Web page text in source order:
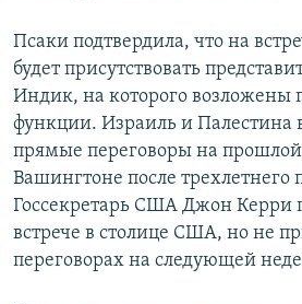
Псаки подтвердила, что на
будет присутствовать
Индик, на которого возложены
функции. Израиль и Палестина
прямые переговоры на прошлой
Вашингтоне после трехлетнего
Госсекретарь США Джон Керри
встрече в столице США, но не
переговорах на следующей